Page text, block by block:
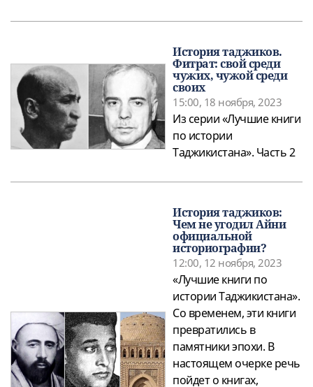
История таджиков.
Фитрат: свой среди
чужих, чужой среди
своих
15:00, 18 ноября, 2023
Из серии «Лучшие книги
по истории
Таджикистана». Часть 2
История таджиков:
Чем не угодил Айни
официальной
историографии?
12:00, 12 ноября, 2023
«Лучшие книги по
истории Таджикистана».
Со временем, эти книги
превратились в
памятники эпохи. В
настоящем очерке речь
пойдет о книгах,